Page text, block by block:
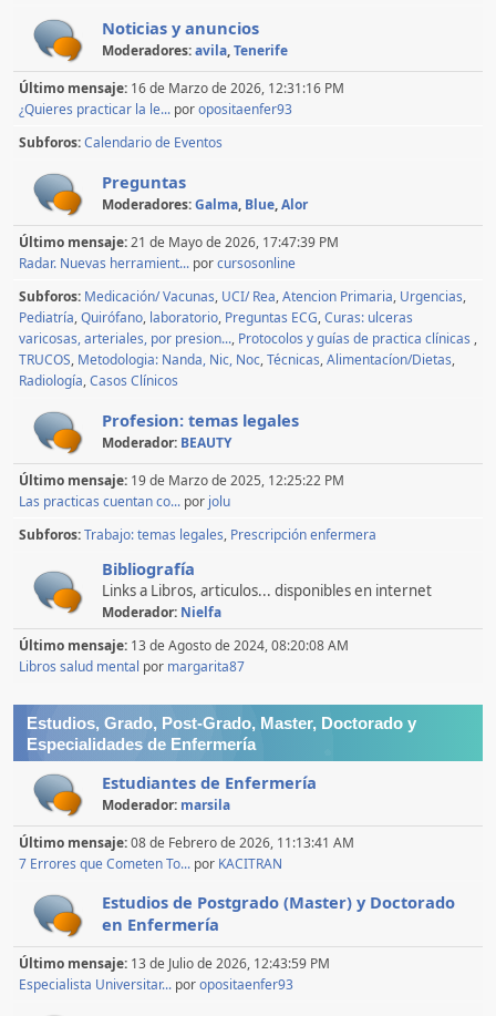
Noticias y anuncios
Moderadores:avila,Tenerife
Último mensaje: 16 de Marzo de 2026, 12:31:16 PM
¿Quieres practicar la le... poropositaenfer93
Subforos Calendario de Eventos
Preguntas
Moderadores:Galma, Blue,Alor
Último mensaje:21 de Mayo de 2026, 17:47:39 PM
Radar. Nuevas herramient... porcursosonline
Subforos Medicación/ Vacunas UCI/ Rea Atencion Primaria Urgencias
Pediatría Quirófano laboratorio Preguntas ECG Curas: ulceras
varicosas, arteriales, por presion... Protocolos y guías de practica clínicas
TRUCOS Metodologia: Nanda, Nic, Noc Técnicas Alimentacíon/Dietas
Radiología Casos Clínicos
Profesion: temas legales
Moderador: BEAUTY
Último mensaje: 19 de Marzo de 2025, 12:25:22 PM
Las practicas cuentan co... por jolu
Subforos Trabajo: temas legales Prescripción enfermera
Bibliografía
Links a Libros, articulos... disponibles en internet
Moderador: Nielfa
Último mensaje: 13 de Agosto de 2024, 08:20:08 AM
Libros salud mental por margarita87
Estudios, Grado, Post-Grado, Master, Doctorado y
Especialidades de Enfermería
Estudiantes de Enfermería
Moderador: marsila
Último mensaje:08 de Febrero de 2026, 11:13:41 AM
7 Errores que Cometen To... por KACITRAN
Estudios de Postgrado (Master) y Doctorado
en Enfermería
Último mensaje: 13 de Julio de 2026, 12:43:59 PM
Especialista Universitar... poropositaenfer93